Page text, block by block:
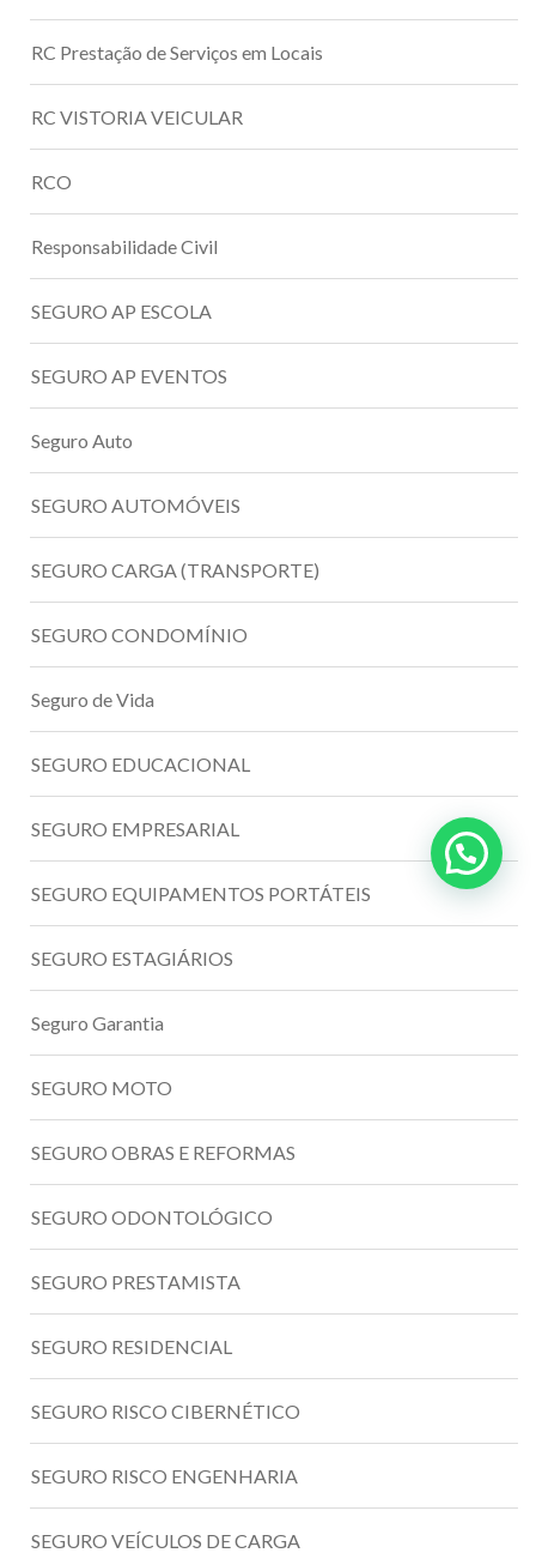
RC Prestação de Serviços em Locais
RC VISTORIA VEICULAR
RCO
Responsabilidade Civil
SEGURO AP ESCOLA
SEGURO AP EVENTOS
Seguro Auto
SEGURO AUTOMÓVEIS
SEGURO CARGA (TRANSPORTE)
SEGURO CONDOMÍNIO
Seguro de Vida
SEGURO EDUCACIONAL
SEGURO EMPRESARIAL
SEGURO EQUIPAMENTOS PORTÁTEIS
SEGURO ESTAGIÁRIOS
Seguro Garantia
SEGURO MOTO
SEGURO OBRAS E REFORMAS
SEGURO ODONTOLÓGICO
SEGURO PRESTAMISTA
SEGURO RESIDENCIAL
SEGURO RISCO CIBERNÉTICO
SEGURO RISCO ENGENHARIA
SEGURO VEÍCULOS DE CARGA